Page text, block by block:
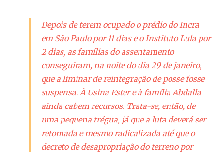
Depois de terem ocupado o prédio do Incra
em São Paulo por 11 dias e o Instituto Lula por
2 dias, as famílias do assentamento
conseguiram, na noite do dia 29 de janeiro,
que a liminar de reintegração de posse fosse
suspensa. À Usina Ester e à família Abdalla
ainda cabem recursos. Trata-se, então, de
uma pequena trégua, já que a luta deverá ser
retomada e mesmo radicalizada até que o
decreto de desapropriação do terreno por